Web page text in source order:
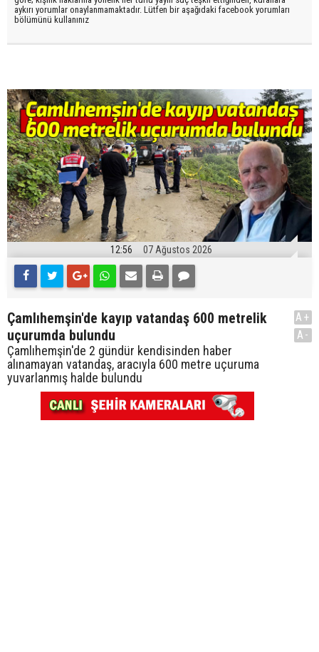
aykırı yorumlar onaylanmamaktadır. Lütfen bir aşağıdaki facebook yorumları
bölümünü kullanınız
12:56 07 Ağustos 2026
Çamlıhemşin'de kayıp vatandaş 600 metrelik
uçurumda bulundu
Çamlıhemşin'de 2 gündür kendisinden haber
alınamayan vatandaş, aracıyla 600 metre uçuruma
yuvarlanmış halde bulundu
A+
A-